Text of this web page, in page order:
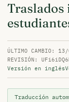
ÚLTIMO CAMBIO:
REVISIÓN:
Versión en inglés
Traducción